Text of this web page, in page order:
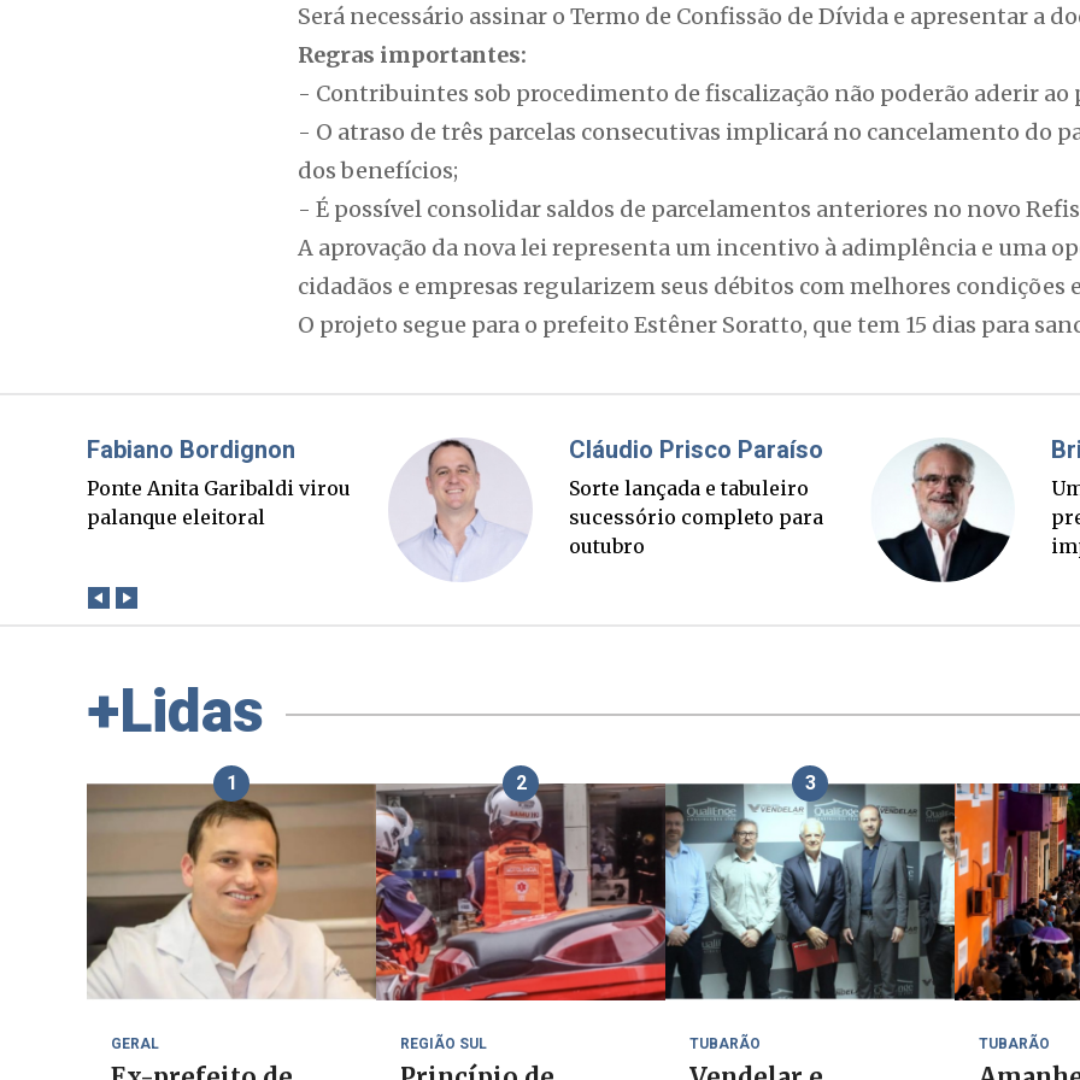
Será necessário assinar o Termo de Confissão de Dívida e apresentar a
Regras importantes:
- Contribuintes sob procedimento de fiscalização não poderão aderir ao
- O atraso de três parcelas consecutivas implicará no cancelamento do
dos benefícios;
- É possível consolidar saldos de parcelamentos anteriores no novo
A aprovação da nova lei representa um incentivo à adimplência e uma
cidadãos e empresas regularizem seus débitos com melhores condições
O projeto segue para o prefeito Estêner Soratto, que tem 15 dias para
Misael Elias
O Boato corre mais rápido
que a verdade. Mas quem
Fabiano Bordignon
Ponte Anita Garibaldi virou
palanque eleitoral
+Lidas
1
GERAL
2
REGIÃO SUL
3
TUBARÃO TUBARÃO